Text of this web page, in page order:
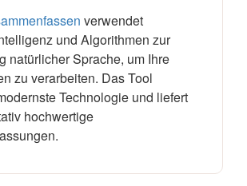
verwendet
und Algorithmen zur
natürlicher Sprache, um Ihre
zu verarbeiten. Das Tool
Technologie und liefert
hochwertige